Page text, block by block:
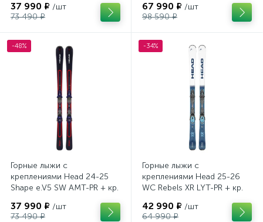
37 990 ₽ /шт
73 490 ₽
67 990 ₽ /шт
98 590 ₽
-48%
Горные лыжи с
креплениями Head 24-25
Shape e.V5 SW AMT-PR + кр.
37 990 ₽ /шт
73 490 ₽
-34%
Горные лыжи с
креплениями Head 25-26
WC Rebels XR LYT-PR + кр.
42 990 ₽ /шт
64 990 ₽